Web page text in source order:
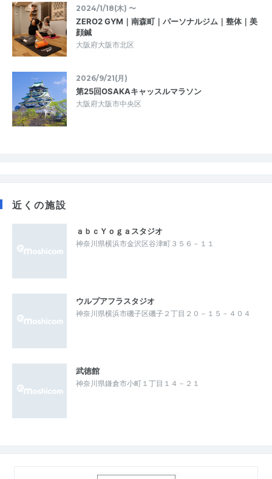
2024/1/18(木) 〜
ZERO2 GYM｜南森町｜パーソナルジム｜整体｜美
顔鍼
大阪府大阪市北区
2026/9/21(月)
第25回OSAKAキャッスルマラソン
大阪府大阪市中央区
近くの施設
ａｂｃＹｏｇａスタジオ
神奈川県横浜市金沢区谷津町３５６－１１
ウルプアフラスタジオ
神奈川県横浜市磯子区磯子２丁目２０－１５－４０４
武徳館
神奈川県鎌倉市小町１丁目１４－２１